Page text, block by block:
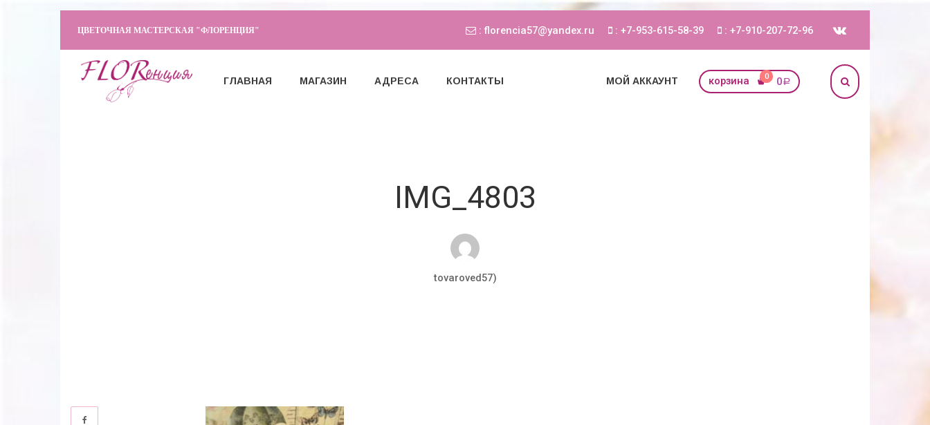
ЦВЕТОЧНАЯ МАСТЕРСКАЯ "ФЛОРЕНЦИЯ" : florencia57@yandex.ru : +7-953-615-58-39 : +7-910-207-72-96
ГЛАВНАЯ МАГАЗИН АДРЕСА КОНТАКТЫ МОЙ АККАУНТ корзина 0 0Р
IMG_4803
tovaroved57)